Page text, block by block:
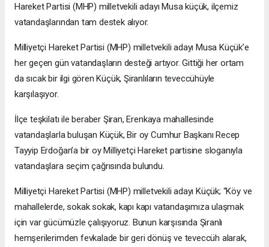
Hareket Partisi (MHP) milletvekili adayı Musa küçük, ilçemiz
vatandaşlarından tam destek alıyor.
Milliyetçi Hareket Partisi (MHP) milletvekili adayı Musa Küçük’e
her geçen gün vatandaşların desteği artıyor. Gittiği her ortam
da sıcak bir ilgi gören Küçük, Şiranlıların teveccühüyle
karşılaşıyor.
İlçe teşkilatı ile beraber Şiran, Erenkaya mahallesinde
vatandaşlarla buluşan Küçük, Bir oy Cumhur Başkanı Recep
Tayyip Erdoğan’a bir oy Milliyetçi Hareket partisine sloganıyla
vatandaşlara seçim çağrısında bulundu.
Milliyetçi Hareket Partisi (MHP) milletvekili adayı Küçük; “Köy ve
mahallelerde, sokak sokak, kapı kapı vatandaşımıza ulaşmak
için var gücümüzle çalışıyoruz. Bunun karşısında Şiranlı
hemşerilerimden fevkalade bir geri dönüş ve teveccüh alarak,